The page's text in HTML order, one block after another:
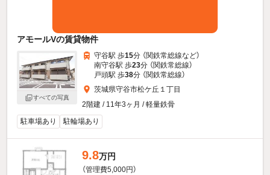
アモールVの賃貸物件
すべての写真
守谷駅 歩15分 （関鉄常総線など）
南守谷駅 歩23分 （関鉄常総線）
戸頭駅 歩38分 （関鉄常総線）
茨城県守谷市松ケ丘１丁目
2階建 / 11年3ヶ月 / 軽量鉄骨
駐車場あり
駐輪場あり
9.8万円
（管理費5,000円）